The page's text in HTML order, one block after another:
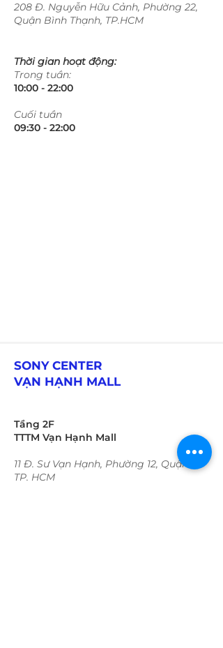
208 Đ. Nguyễn Hữu Cảnh, Phường 22,
Quận Bình Thạnh, TP.HCM
Thời gian hoạt động:
Trong tuần:
10:00 - 22:00​​​
​Cuối tuần
09:30 - 22:00​​​
SONY CENTER
VẠN HẠNH MALL
Tầng 2F
TTTM Vạn Hạnh Mall
11 Đ. Sư Vạn Hạnh, Phường 12, Quận 10
TP. HCM